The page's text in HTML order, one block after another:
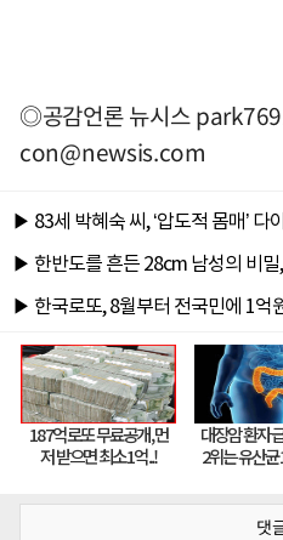
◎공감언론 뉴시스
con@newsis.com
댓